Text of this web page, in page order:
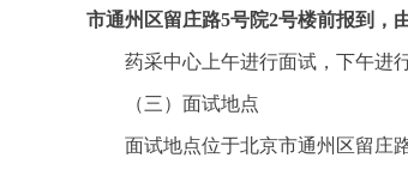
市通州区留庄路5号院2号楼前报到，
药采中心上午进行面试，下午进
（三）面试地点
面试地点位于北京市通州区留庄